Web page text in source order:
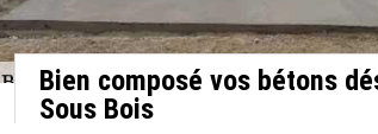
Bien composé vos bétons
Sous Bois